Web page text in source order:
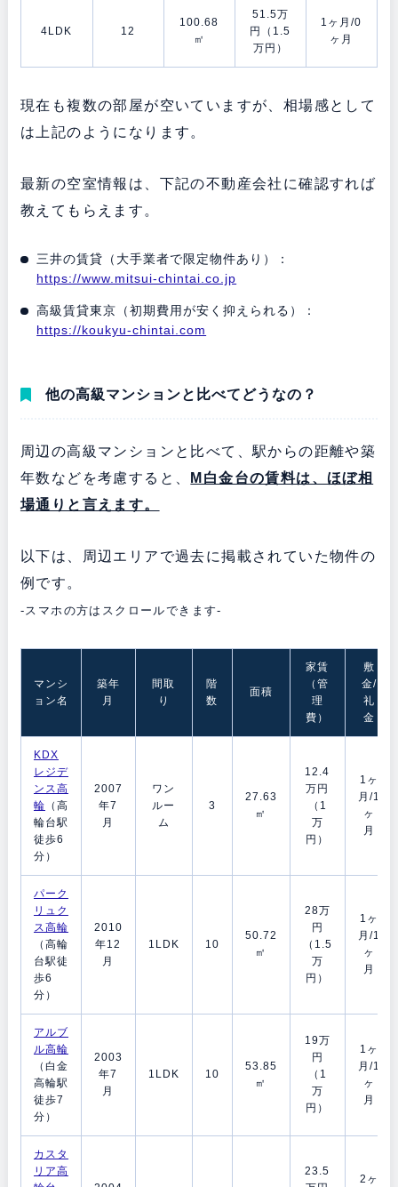
4LDK 12
100.68
㎡
51.5万
円（1.5
万円）
1ヶ月/0
ヶ月
現在も複数の部屋が空いていますが、相場感として
は上記のようになります。
最新の空室情報は、下記の不動産会社に確認すれば
教えてもらえます。
三井の賃貸（大手業者で限定物件あり）：
https://www.mitsui-chintai.co.jp
高級賃貸東京（初期費用が安く抑えられる）：
https://koukyu-chintai.com
他の高級マンションと比べてどうなの？
周辺の高級マンションと比べて、駅からの距離や築
年数などを考慮すると、
M白金台の賃料は、ほぼ相
場通りと言えます。
以下は、周辺エリアで過去に掲載されていた物件の
例です。
-スマホの方はスクロールできます-
マンシ
ョン名
築年
月
間取
り
階
数
面積
家賃
（管
理
費）
敷
金/
礼
金
KDX
レジデ
ンス高
輪 （高
輪台駅
徒歩6
分）
2007
年7
月
ワン
ルー
ム
3
27.63
㎡
12.4
万円
（1
万
円）
1ヶ
月/1
ヶ
月
パーク
リュク
ス高輪
（高輪
台駅徒
歩6
分）
2010
年12
月
1LDK 10
50.72
㎡
28万
円
（1.5
万
円）
1ヶ
月/1
ヶ
月
アルブ
ル高輪
（白金
高輪駅
徒歩7
分）
2003
年7
月
1LDK 10
53.85
㎡
19万
円
（1
万
円）
1ヶ
月/1
ヶ
月
カスタ
リア高
23.5
2ヶ